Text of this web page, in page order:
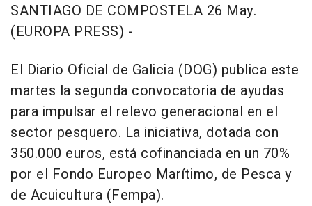
SANTIAGO DE COMPOSTELA 26 May.
(EUROPA PRESS) -
El Diario Oficial de Galicia (DOG) publica este
martes la segunda convocatoria de ayudas
para impulsar el relevo generacional en el
sector pesquero. La iniciativa, dotada con
350.000 euros, está cofinanciada en un 70%
por el Fondo Europeo Marítimo, de Pesca y
de Acuicultura (Fempa).